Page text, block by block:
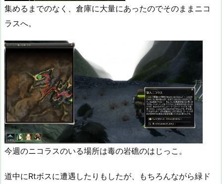
集めるまでのなく、倉庫に大量にあったのでそのままニコ
ラスへ。
今週のニコラスのいる場所は毒の岩礁のはじっこ。
道中にRtボスに遭遇したりもしたが、もちろんながら緑ド